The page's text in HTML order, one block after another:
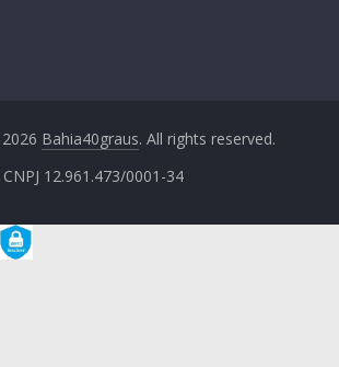
Bahia40graus. All rights reserved.
CNPJ 12.961.473/0001-34